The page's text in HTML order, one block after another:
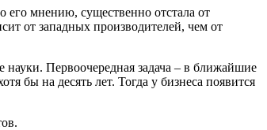
его мнению, существенно отстала от
от западных производителей, чем от
науки. Первоочередная задача – в ближайшие
бы на десять лет. Тогда у бизнеса появится